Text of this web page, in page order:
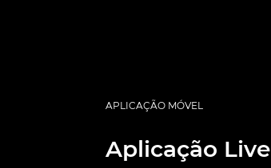
APLICAÇÃO MÓVEL
Aplicação